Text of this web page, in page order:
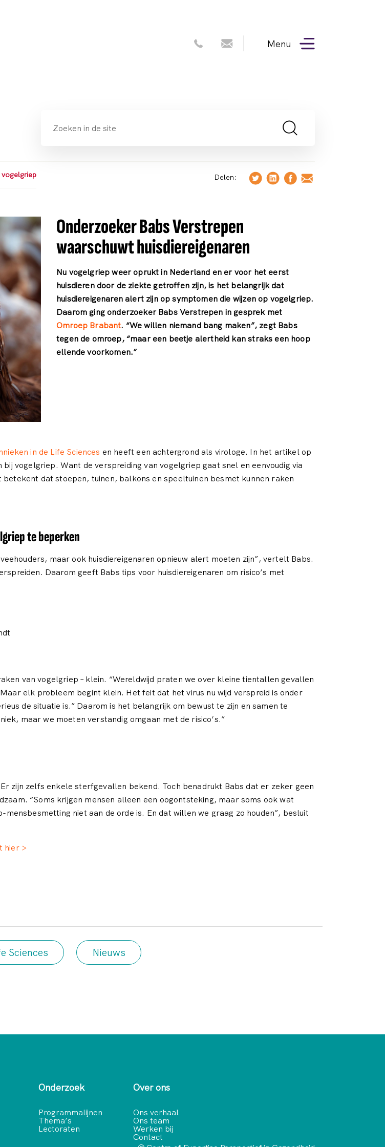
Menu
vogelgriep Delen:
Onderzoeker Babs Verstrepen
waarschuwt huisdiereigenaren
Nu vogelgriep weer oprukt in Nederland en er voor het eerst
huisdieren door de ziekte getroffen zijn, is het belangrijk dat
huisdiereigenaren alert zijn op symptomen die wijzen op vogelgriep.
Daarom ging onderzoeker Babs Verstrepen in gesprek met
Omroep Brabant. “We willen niemand bang maken”, zegt Babs
tegen de omroep, “maar een beetje alertheid kan straks een hoop
ellende voorkomen.”
in de Life Sciences en heeft een achtergrond als virologe. In het artikel op
vogelgriep. Want de verspreiding van vogelgriep gaat snel en eenvoudig via
dat stoepen, tuinen, balkons en speeltuinen besmet kunnen raken
te beperken
maar ook huisdiereigenaren opnieuw alert moeten zijn”, vertelt Babs.
Daarom geeft Babs tips voor huisdiereigenaren om risico’s met
van vogelgriep – klein. “Wereldwijd praten we over kleine tientallen gevallen
elk probleem begint klein. Het feit dat het virus nu wijd verspreid is onder
de situatie is.” Daarom is het belangrijk om bewust te zijn en samen te
maar we moeten verstandig omgaan met de risico’s.”
zijn zelfs enkele sterfgevallen bekend. Toch benadrukt Babs dat er zeker geen
“Soms krijgen mensen alleen een oogontsteking, maar soms ook wat
niet aan de orde is. En dat willen we graag zo houden”, besluit
hier >
Sciences Nieuws
Onderzoek
Programmalijnen
Thema’s
Lectoraten
Over ons
Ons verhaal
Ons team
Werken bij
Contact